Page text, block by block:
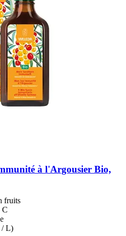
à l'Argousier Bio,
fruits
C
/ L)